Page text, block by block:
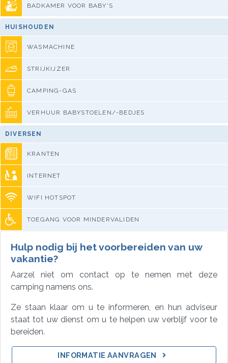
BADKAMER VOOR BABY'S
HUISHOUDEN
WASMACHINE
STRIJKIJZER
CAMPING-GAS
VERHUUR BABYSTOELEN/-BEDJES
DIVERSEN
KRANTEN
INTERNET
WIFI HOTSPOT
TOEGANG VOOR MINDERVALIDEN
Hulp nodig bij het voorbereiden van uw
vakantie?
Aarzel niet om contact op te nemen met deze
camping namens ons.
Ze staan klaar om u te informeren, en hun adviseur
staat tot uw dienst om u te helpen uw verblijf voor te
bereiden.
INFORMATIE AANVRAGEN